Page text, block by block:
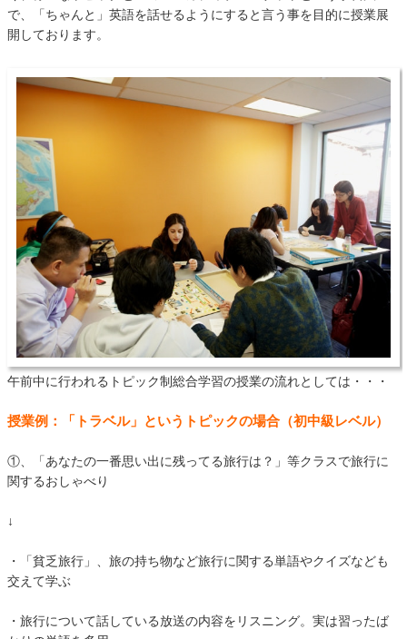
で、「ちゃんと」英語を話せるようにすると言う事を目的に授業展
開しております。
午前中に行われるトピック制総合学習の授業の流れとしては・・・
授業例：「トラベル」というトピックの場合（初中級レベル）
①、「あなたの一番思い出に残ってる旅行は？」等クラスで旅行に
関するおしゃべり
↓
・「貧乏旅行」、旅の持ち物など旅行に関する単語やクイズなども
交えて学ぶ
・旅行について話している放送の内容をリスニング。実は習ったば